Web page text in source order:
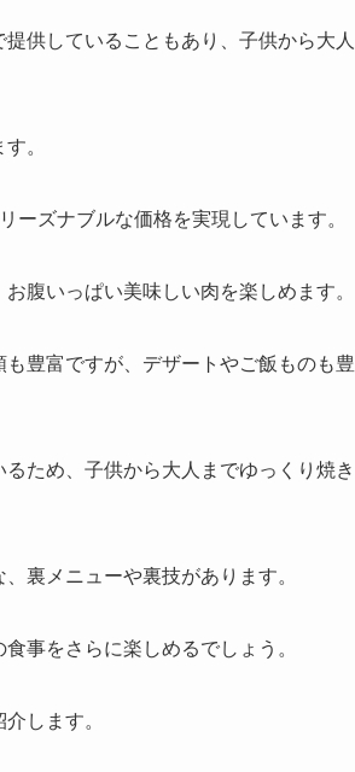
供していることもあり、子供から大人
。
ーズナブルな価格を実現しています。
腹いっぱい美味しい肉を楽しめます。
豊富ですが、デザートやご飯ものも豊
ため、子供から大人までゆっくり焼き
裏メニューや裏技があります。
事をさらに楽しめるでしょう。
します。